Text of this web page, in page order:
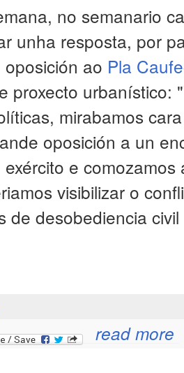
no semanario
unha resposta, por
ao Pla
proxecto urbanístico:
mirabamos
oposición a un
e
visibilizar o
de desobediencia
read more